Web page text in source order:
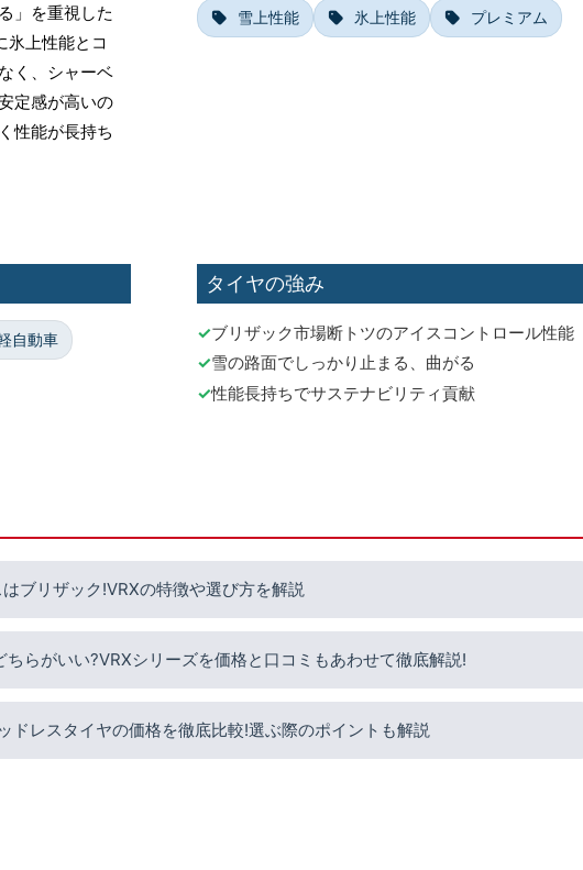
」を重視した
氷上性能とコ
く、シャーベ
定感が高いの
性能が長持ち
雪上性能 氷上性能 プレミアム
自動車
タイヤの強み
ブリザック市場断トツのアイスコントロール性能
雪の路面でしっかり止まる、曲がる
性能長持ちでサステナビリティ貢献
ブリザック!VRXの特徴や選び方を解説
らがいい?VRXシリーズを価格と口コミもあわせて徹底解説!
ドレスタイヤの価格を徹底比較!選ぶ際のポイントも解説